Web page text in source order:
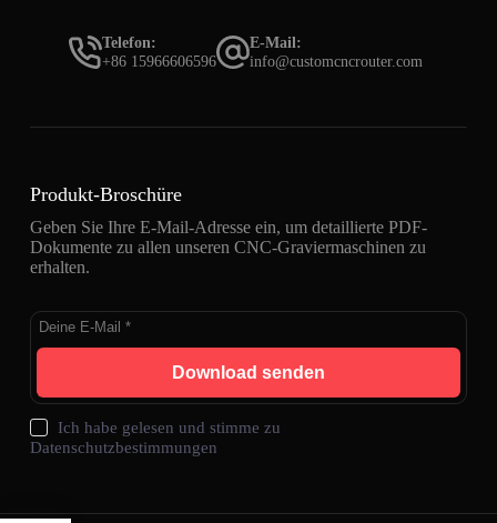
Telefon:
+86 15966606596
E-Mail:
info@customcncrouter.com
Produkt-Broschüre
Geben Sie Ihre E-Mail-Adresse ein, um detaillierte PDF-
Dokumente zu allen unseren CNC-Graviermaschinen zu
erhalten.
Download senden
Ich habe gelesen und stimme zu
Datenschutzbestimmungen